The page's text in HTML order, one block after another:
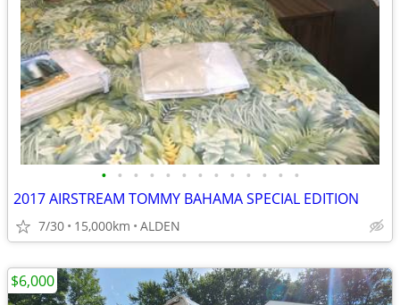
• • • • • • • • • • • • •
2017 AIRSTREAM TOMMY BAHAMA SPECIAL EDITION
7/30 15,000km ALDEN
$6,000